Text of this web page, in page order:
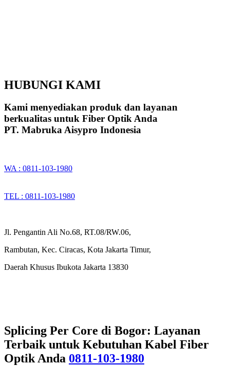
HUBUNGI KAMI
Kami menyediakan produk dan layanan
berkualitas untuk Fiber Optik Anda
PT. Mabruka Aisypro Indonesia
WA : 0811-103-1980
TEL : 0811-103-1980
Jl. Pengantin Ali No.68, RT.08/RW.06,
Rambutan, Kec. Ciracas, Kota Jakarta Timur,
Daerah Khusus Ibukota Jakarta 13830
Splicing Per Core di Bogor: Layanan
Terbaik untuk Kebutuhan Kabel Fiber
Optik Anda 0811-103-1980